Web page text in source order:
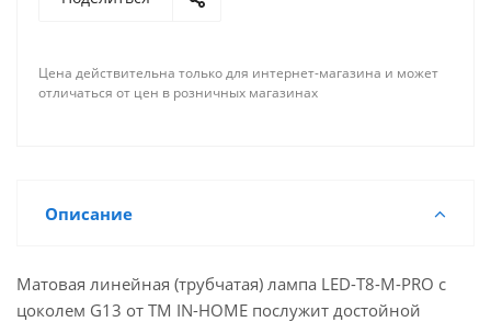
Цена действительна только для интернет-магазина и может
отличаться от цен в розничных магазинах
Описание
Матовая линейная (трубчатая) лампа LED-T8-М-PRO с
цоколем G13 от ТМ IN-HOME послужит достойной